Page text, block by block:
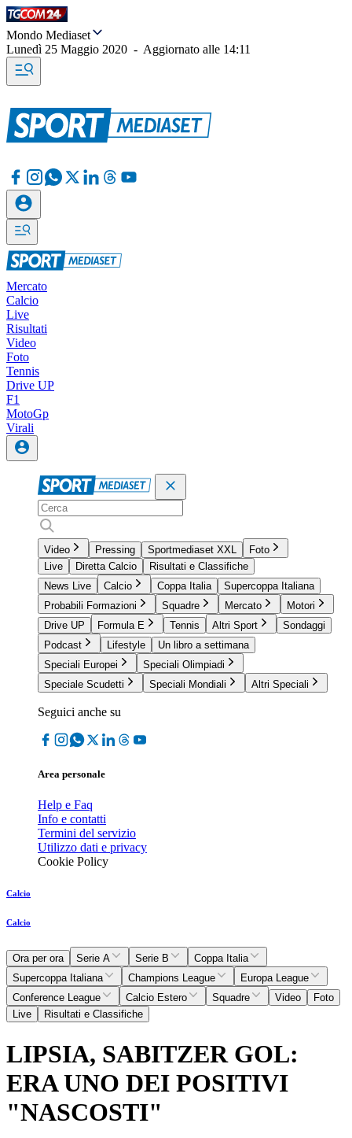
Mondo Mediaset
Lunedì 25 Maggio 2020 - Aggiornato alle 14:11
Mercato
Calcio
Live
Risultati
Video
Foto
Tennis
Drive UP
F1
MotoGp
Virali
Video Pressing Sportmediaset XXL
Foto
Live
Diretta Calcio
Risultati e Classifiche
News Live
Calcio Coppa Italia
Supercoppa Italiana
Probabili Formazioni
Squadre Mercato
Motori
Drive UP
Formula E Tennis Altri Sport
Sondaggi
Podcast
Lifestyle
Un libro a settimana
Speciali Europei
Speciali Olimpiadi
Speciale Scudetti
Speciali Mondiali Altri Speciali
Seguici anche su
Area personale
Help e Faq
Info e contatti
Termini del servizio
Utilizzo dati e privacy
Cookie Policy
Calcio
Calcio
Ora per ora Serie A Serie B
Coppa Italia
Supercoppa Italiana
Champions League
Europa League
Conference League
Calcio Estero Squadre Video
Foto
Live
Risultati e Classifiche
LIPSIA, SABITZER GOL:
ERA UNO DEI POSITIVI
"NASCOSTI"